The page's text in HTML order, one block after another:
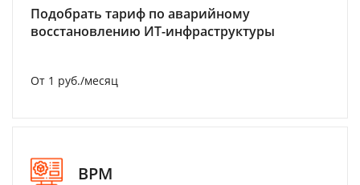
Подобрать тариф по аварийному
восстановлению ИТ-инфраструктуры
От 1 руб./месяц
BPM